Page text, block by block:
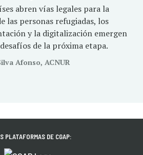
abren vías legales para la
las personas refugiadas, los
y la digitalización emergen
de la próxima etapa.
Afonso, ACNUR
PLATAFORMAS DE CGAP: